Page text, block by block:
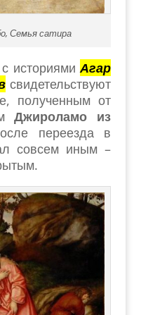
Семья сатира
историямиАгар
свидетельствуют
полученным от
Джироламо из
переезда в
совсем иным –